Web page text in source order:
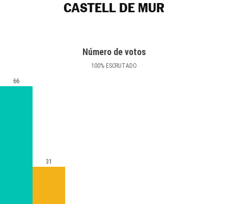
CASTELL DE MUR
Número de votos
100% ESCRUTADO
66
31